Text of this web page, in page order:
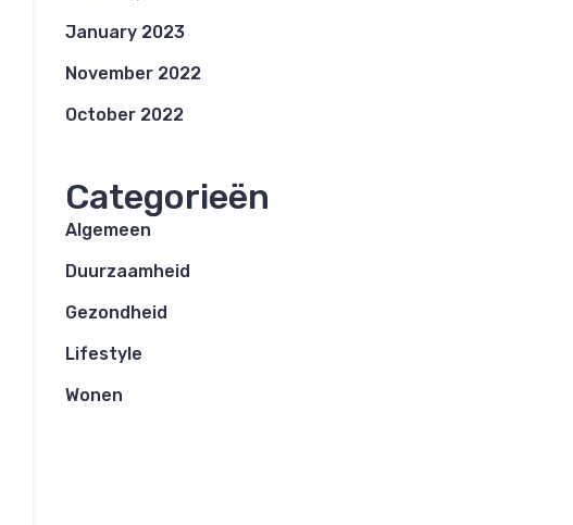
January 2023
November 2022
October 2022
Categorieën
Algemeen
Duurzaamheid
Gezondheid
Lifestyle
Wonen